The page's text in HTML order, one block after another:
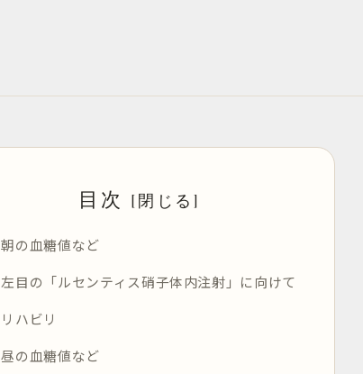
目次
朝の血糖値など
左目の「ルセンティス硝子体内注射」に向けて
リハビリ
昼の血糖値など